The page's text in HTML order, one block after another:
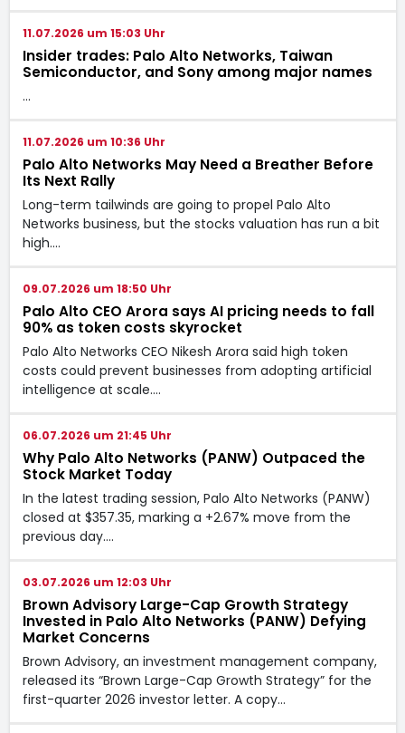
11.07.2026 um 15:03 Uhr
Insider trades: Palo Alto Networks, Taiwan
Semiconductor, and Sony among major names
…
11.07.2026 um 10:36 Uhr
Palo Alto Networks May Need a Breather Before
Its Next Rally
Long-term tailwinds are going to propel Palo Alto
Networks business, but the stocks valuation has run a bit
high.…
09.07.2026 um 18:50 Uhr
Palo Alto CEO Arora says AI pricing needs to fall
90% as token costs skyrocket
Palo Alto Networks CEO Nikesh Arora said high token
costs could prevent businesses from adopting artificial
intelligence at scale.…
06.07.2026 um 21:45 Uhr
Why Palo Alto Networks (PANW) Outpaced the
Stock Market Today
In the latest trading session, Palo Alto Networks (PANW)
closed at $357.35, marking a +2.67% move from the
previous day.…
03.07.2026 um 12:03 Uhr
Brown Advisory Large-Cap Growth Strategy
Invested in Palo Alto Networks (PANW) Defying
Market Concerns
Brown Advisory, an investment management company,
released its “Brown Large-Cap Growth Strategy” for the
first-quarter 2026 investor letter. A copy…